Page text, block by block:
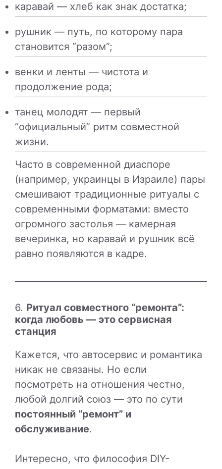
каравай — хлеб как знак достатка;
рушник — путь, по которому пара
становится “разом”;
венки и ленты — чистота и
продолжение рода;
танец молодят — первый
“официальный” ритм совместной
жизни.
Часто в современной диаспоре
(например, украинцы в Израиле) пары
смешивают традиционные ритуалы с
современными форматами: вместо
огромного застолья — камерная
вечеринка, но каравай и рушник всё
равно появляются в кадре.
6. Ритуал совместного “ремонта”:
когда любовь — это сервисная
станция
Кажется, что автосервис и романтика
никак не связаны. Но если
посмотреть на отношения честно,
любой долгий союз — это по сути
постоянный “ремонт” и
обслуживание.
Интересно, что философия DIY-